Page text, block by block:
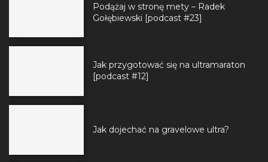
Podążaj w stronę mety – Radek
Gołębiewski [podcast #23]
Jak przygotować się na ultramaraton
[podcast #12]
Jak dojechać na gravelowe ultra?